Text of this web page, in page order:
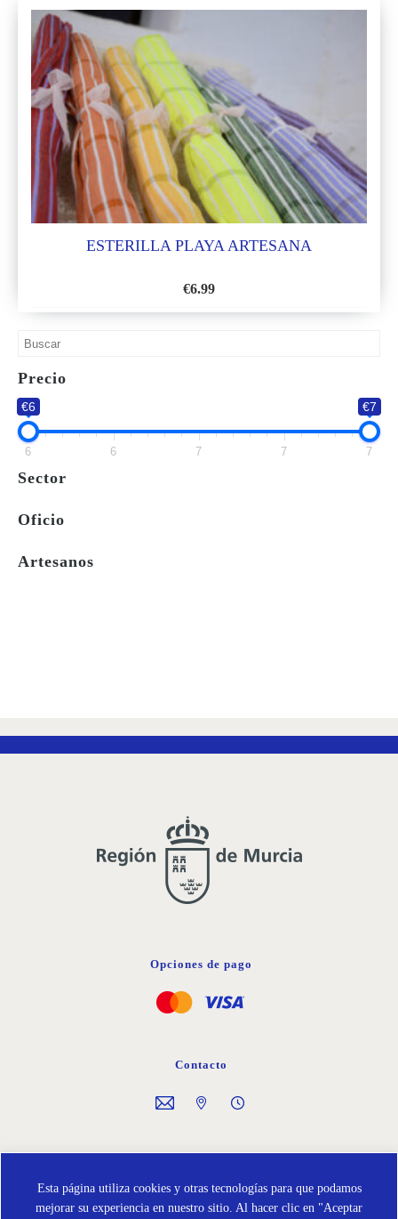
Esta página utiliza cookies y otras tecnologías para que podamos
mejorar su experiencia en nuestro sitio. Al hacer clic en "Aceptar
ESTERILLA PLAYA ARTESANA
€6.99
DESEOS
Precio
€6 €7
6 6 7 7 7
Sector
Oficio
Artesanos
Opciones de pago
Contacto